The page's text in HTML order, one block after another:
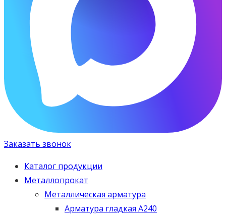
Заказать звонок
Каталог продукции
Металлопрокат
Металлическая арматура
Арматура гладкая А240